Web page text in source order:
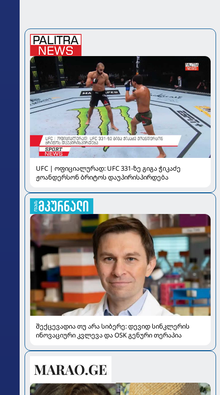
UFC | ოფიციალურად: UFC 331-ზე გიგა ჭიკაძე
ჟოანდერსონ ბრიტოს დაუპირისპირდება
შექცევადია თუ არა სიბერე: დევიდ სინკლერის
ინოვაციური კვლევა და OSK გენური თერაპია